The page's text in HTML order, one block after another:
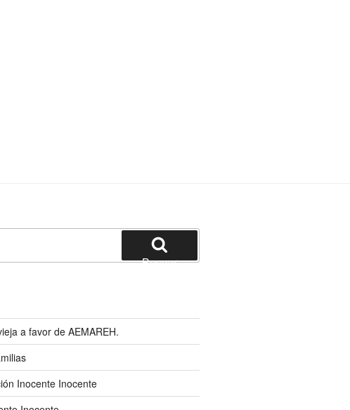
Buscar
a favor de AEMAREH.
Inocente Inocente